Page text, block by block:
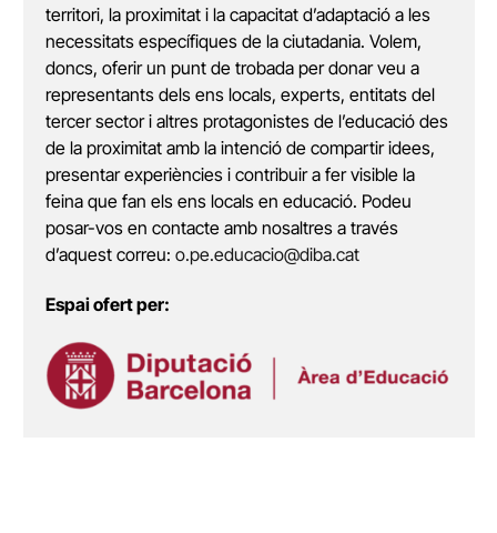
territori, la proximitat i la capacitat d’adaptació a les
necessitats específiques de la ciutadania. Volem,
doncs, oferir un punt de trobada per donar veu a
representants dels ens locals, experts, entitats del
tercer sector i altres protagonistes de l’educació des
de la proximitat amb la intenció de compartir idees,
presentar experiències i contribuir a fer visible la
feina que fan els ens locals en educació. Podeu
posar-vos en contacte amb nosaltres a través
d’aquest correu: o.pe.educacio@diba.cat
Espai ofert per: